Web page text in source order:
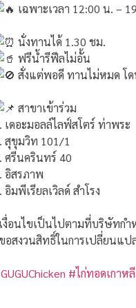
เฉพาะเวลา 12:00 น. –
นั่งทานได้ 1.30 ชม.
ฟรีน้ำรีฟีลไม่อั้น
สั่งแต่พอดี ทานไม่หมด โ
สาขาเข้าร่วม
เดอะมอลล์ไลฟ์สโตร์ ท่าพระ
สุขุมวิท 101/1
ศรีนครินทร์ 40
อิสรภาพ
อิมพีเรียลเวิลด์ สำโรง
งื่อนไขเป็นไปตามที่บริษัทกำ
อสงวนสิทธิ์ในการเปลี่ยนแป
#ไก่ทอดเกาหลี